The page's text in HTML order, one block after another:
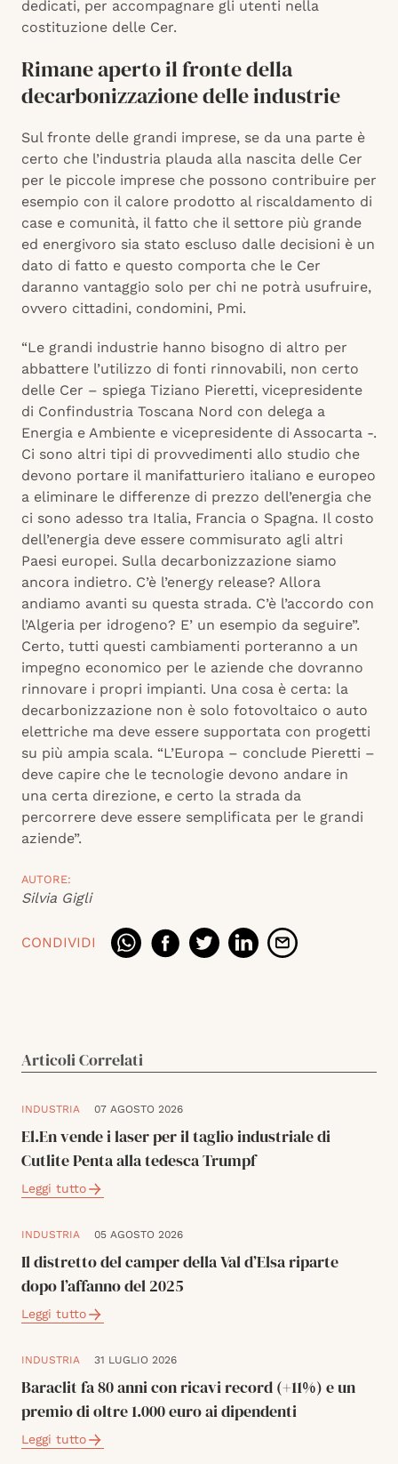
dedicati, per accompagnare gli utenti nella
costituzione delle Cer.
Rimane aperto il fronte della
decarbonizzazione delle industrie
Sul fronte delle grandi imprese, se da una parte è
certo che l’industria plauda alla nascita delle Cer
per le piccole imprese che possono contribuire per
esempio con il calore prodotto al riscaldamento di
case e comunità, il fatto che il settore più grande
ed energivoro sia stato escluso dalle decisioni è un
dato di fatto e questo comporta che le Cer
daranno vantaggio solo per chi ne potrà usufruire,
ovvero cittadini, condomini, Pmi.
“Le grandi industrie hanno bisogno di altro per
abbattere l’utilizzo di fonti rinnovabili, non certo
delle Cer – spiega Tiziano Pieretti, vicepresidente
di Confindustria Toscana Nord con delega a
Energia e Ambiente e vicepresidente di Assocarta -.
Ci sono altri tipi di provvedimenti allo studio che
devono portare il manifatturiero italiano e europeo
a eliminare le differenze di prezzo dell’energia che
ci sono adesso tra Italia, Francia o Spagna. Il costo
dell’energia deve essere commisurato agli altri
Paesi europei. Sulla decarbonizzazione siamo
ancora indietro. C’è l’energy release? Allora
andiamo avanti su questa strada. C’è l’accordo con
l’Algeria per idrogeno? E’ un esempio da seguire”.
Certo, tutti questi cambiamenti porteranno a un
impegno economico per le aziende che dovranno
rinnovare i propri impianti. Una cosa è certa: la
decarbonizzazione non è solo fotovoltaico o auto
elettriche ma deve essere supportata con progetti
su più ampia scala. “L’Europa – conclude Pieretti –
deve capire che le tecnologie devono andare in
una certa direzione, e certo la strada da
percorrere deve essere semplificata per le grandi
aziende”.
AUTORE:
Silvia Gigli
CONDIVIDI
Articoli Correlati
INDUSTRIA 07 AGOSTO 2026
El.En vende i laser per il taglio industriale di
Cutlite Penta alla tedesca Trumpf
Leggi tutto
INDUSTRIA 05 AGOSTO 2026
Il distretto del camper della Val d’Elsa riparte
dopo l’affanno del 2025
Leggi tutto
INDUSTRIA 31 LUGLIO 2026
Baraclit fa 80 anni con ricavi record (+11%) e un
premio di oltre 1.000 euro ai dipendenti
Leggi tutto